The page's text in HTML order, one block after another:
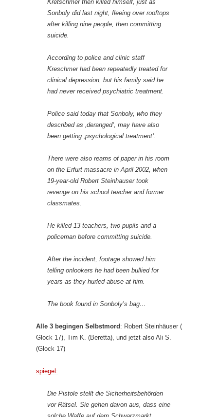
Kretschmer then killed himself, just as
Sonboly did last night, fleeing over rooftops
after killing nine people, then committing
suicide.
According to police and clinic staff
Kreschmer had been repeatedly treated for
clinical depression, but his family said he
had never received psychiatric treatment.
Police said today that Sonboly, who they
described as ‚deranged‘, may have also
been getting ‚psychological treatment‘.
There were also reams of paper in his room
on the Erfurt massacre in April 2002, when
19-year-old Robert Steinhauser took
revenge on his school teacher and former
classmates.
He killed 13 teachers, two pupils and a
policeman before committing suicide.
After the incident, footage showed him
telling onlookers he had been bullied for
years as they hurled abuse at him.
The book found in Sonboly’s bag…
Alle 3 begingen Selbstmord: Robert Steinhäuser (
Glock 17), Tim K. (Beretta), und jetzt also Ali S.
(Glock 17)
spiegel:
Die Pistole stellt die Sicherheitsbehörden
vor Rätsel. Sie gehen davon aus, dass eine